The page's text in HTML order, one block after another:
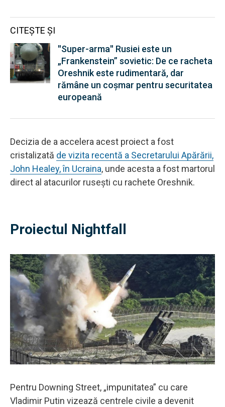
CITEȘTE ȘI
''Super-arma'' Rusiei este un
„Frankenstein” sovietic: De ce racheta
Oreshnik este rudimentară, dar
rămâne un coșmar pentru securitatea
europeană
Decizia de a accelera acest proiect a fost
cristalizată de vizita recentă a Secretarului Apărării,
John Healey, în Ucraina, unde acesta a fost martorul
direct al atacurilor rusești cu rachete Oreshnik.
Proiectul Nightfall
Pentru Downing Street, „impunitatea” cu care
Vladimir Putin vizează centrele civile a devenit